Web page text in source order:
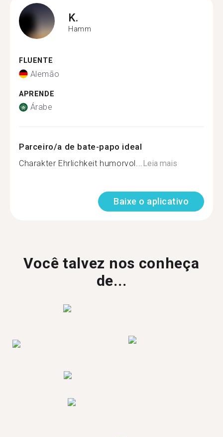
K.
Hamm
FLUENTE
Alemão
APRENDE
Árabe
Parceiro/a de bate-papo ideal
Charakter Ehrlichkeit humorvol...Leia mais
Baixe o aplicativo
Você talvez nos conheça
de...